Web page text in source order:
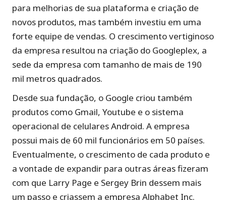
para melhorias de sua plataforma e criação de
novos produtos, mas também investiu em uma
forte equipe de vendas. O crescimento vertiginoso
da empresa resultou na criação do Googleplex, a
sede da empresa com tamanho de mais de 190
mil metros quadrados.
Desde sua fundação, o Google criou também
produtos como Gmail, Youtube e o sistema
operacional de celulares Android. A empresa
possui mais de 60 mil funcionários em 50 países.
Eventualmente, o crescimento de cada produto e
a vontade de expandir para outras áreas fizeram
com que Larry Page e Sergey Brin dessem mais
um passo e criassem a empresa Alphabet Inc.